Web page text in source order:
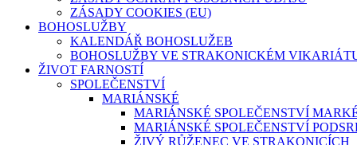
ZÁSADY COOKIES (EU)
BOHOSLUŽBY
KALENDÁŘ BOHOSLUŽEB
BOHOSLUŽBY VE STRAKONICKÉM
ŽIVOT FARNOSTÍ
SPOLEČENSTVÍ
MARIÁNSKÉ
MARIÁNSKÉ SPOLEČENSTVÍ
MARIÁNSKÉ SPOLEČENSTVÍ
ŽIVÝ RŮŽENEC VE STRAKONICÍCH